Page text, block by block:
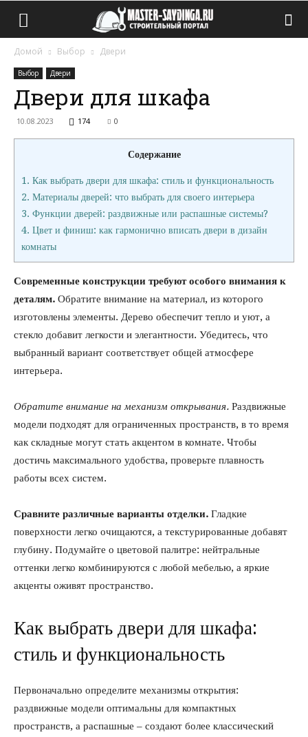
Домой Выбор Двери
Выбор Двери
Двери для шкафа
10.08.2023 174 0
Содержание
1. Как выбрать двери для шкафа: стиль и функциональность
2. Материалы дверей: что выбрать для своего интерьера
3. Функции дверей: раздвижные или распашные системы?
4. Цвет и финиш: как гармонично вписать двери в дизайн
комнаты
Современные конструкции требуют особого внимания к
деталям. Обратите внимание на материал, из которого
изготовлены элементы. Дерево обеспечит тепло и уют, а
стекло добавит легкости и элегантности. Убедитесь, что
выбранный вариант соответствует общей атмосфере
интерьера.
Обратите внимание на механизм открывания. Раздвижные
модели подходят для ограниченных пространств, в то время
как складные могут стать акцентом в комнате. Чтобы
достичь максимального удобства, проверьте плавность
работы всех систем.
Сравните различные варианты отделки. Гладкие
поверхности легко очищаются, а текстурированные добавят
глубину. Подумайте о цветовой палитре: нейтральные
оттенки легко комбинируются с любой мебелью, а яркие
акценты оживят пространство.
Как выбрать двери для шкафа:
стиль и функциональность
Первоначально определите механизмы открытия:
раздвижные модели оптимальны для компактных
пространств, а распашные – создают более классический